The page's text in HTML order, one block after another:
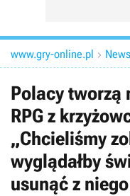
www.gry-online.pl 
Polacy tworzą
RPG z
„Chcieliśmy
wyglądałby
usunąć z